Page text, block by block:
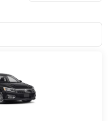
servicios de conserjería y
en cualquiera de las 16 con
fuerte y escritorio, además de
todos los días.
restaurante a tu disposición